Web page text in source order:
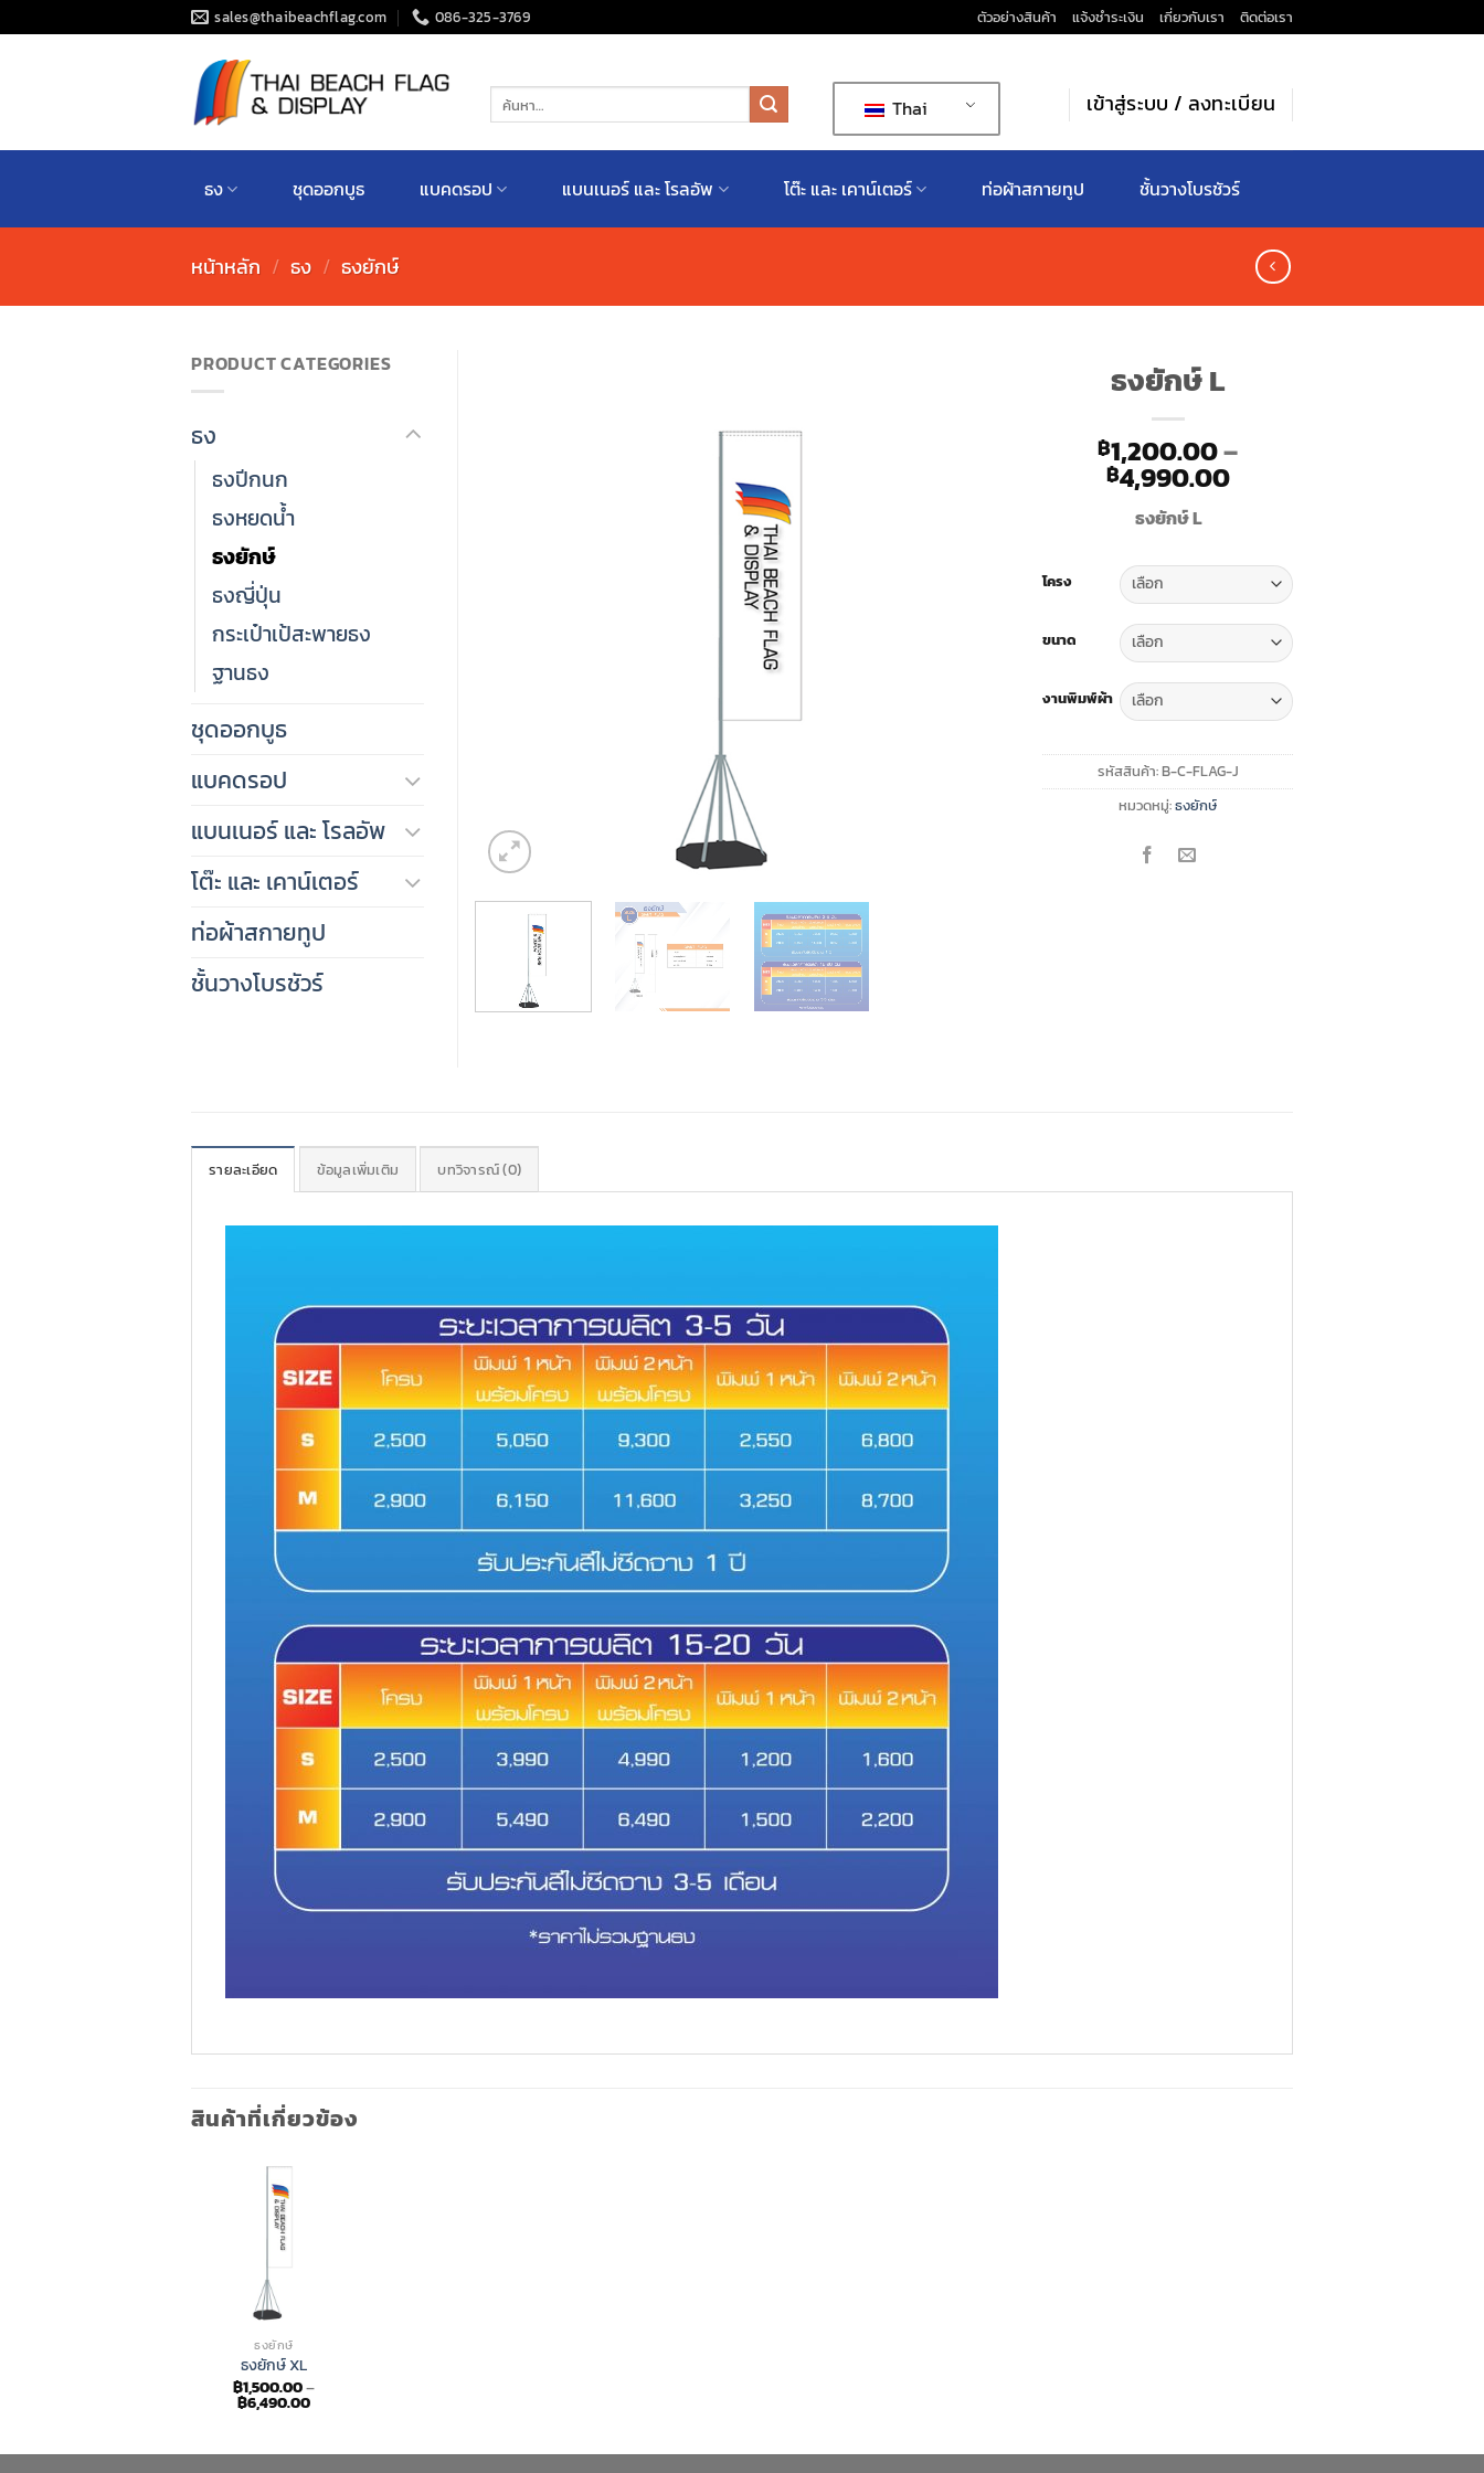
to
sales@thaibeachflag.com 086-325-3769 ตัวอย่างสินค้า แจ้งชำระเงิน เกี่ยวกับเรา ติดต่อเรา
ค้นหา:
Thai เข้าสู่ระบบ / ลงทะเบียน
ธง ชุดออกบูธ แบคดรอป แบนเนอร์ และ โรลอัพ โต๊ะ และ เคาน์เตอร์ ท่อผ้าสกายทูป ชั้นวางโบรชัวร์
หน้าหลัก / ธง / ธงยักษ์
ธงยักษ์ L
฿1,200.00–
฿4,990.00Price
through
฿4,990.00
ธงยักษ์ L
โครง
ขนาด
งานพิมพ์ผ้า
รหัสสินค้า:B-C-FLAG-J
หมวดหมู่:ธงยักษ์
PRODUCT CATEGORIES
ธง
ธงปีกนก
ธงหยดน้ำ
ธงยักษ์
ธงญี่ปุ่น
กระเป๋าเป้สะพายธง
ฐานธง
ชุดออกบูธ
แบคดรอป
แบนเนอร์ และ โรลอัพ
โต๊ะ และ เคาน์เตอร์
ท่อผ้าสกายทูป
ชั้นวางโบรชัวร์
รายละเอียด ข้อมูลเพิ่มเติม บทวิจารณ์ (0)
สินค้าที่เกี่ยวข้อง
ธงยักษ์
ธงยักษ์ XL
฿1,500.00–
฿6,490.00Price
through